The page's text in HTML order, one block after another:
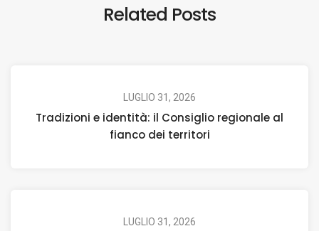
Related Posts
LUGLIO 31, 2026
Tradizioni e identità: il Consiglio regionale al
fianco dei territori
LUGLIO 31, 2026